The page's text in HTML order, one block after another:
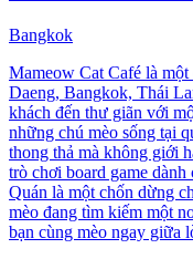
Bangkok
Mameow Cat Café là
Daeng, Bangkok, Thái
khách đến thư giãn với
những chú mèo sống tại
thong thả mà không giới
trò chơi board game
Quán là một chốn dừng
mèo đang tìm kiếm một
bạn cùng mèo ngay giữa